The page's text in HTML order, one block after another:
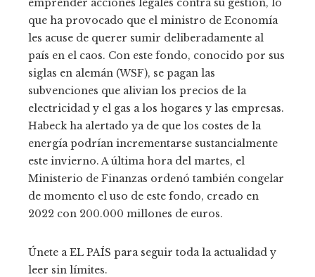
emprender acciones legales contra su gestión, lo
que ha provocado que el ministro de Economía
les acuse de querer sumir deliberadamente al
país en el caos. Con este fondo, conocido por sus
siglas en alemán (WSF), se pagan las
subvenciones que alivian los precios de la
electricidad y el gas a los hogares y las empresas.
Habeck ha alertado ya de que los costes de la
energía podrían incrementarse sustancialmente
este invierno. A última hora del martes, el
Ministerio de Finanzas ordenó también congelar
de momento el uso de este fondo, creado en
2022 con 200.000 millones de euros.
Únete a EL PAÍS para seguir toda la actualidad y
leer sin límites.